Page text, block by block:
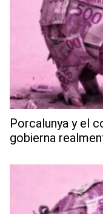
Porcalunya y el
gobierna